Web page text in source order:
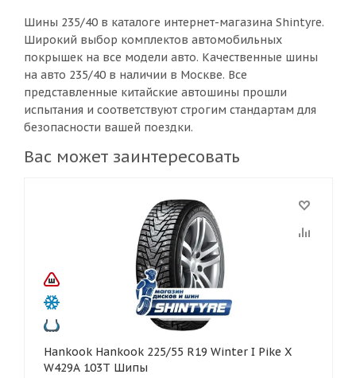
Шины 235/40 в каталоге интернет-магазина Shintyre.
Широкий выбор комплектов автомобильных
покрышек на все модели авто. Качественные шины
на авто 235/40 в наличии в Москве. Все
представленные китайские автошины прошли
испытания и соответствуют строгим стандартам для
безопасности вашей поездки.
Вас может заинтересовать
Hankook Hankook 225/55 R19 Winter I Pike X
W429A 103T Шипы